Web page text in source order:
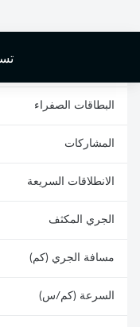
البطاقات الصفراء
المشاركات
الانطلاقات السريعة
الجري المكثف
مسافة الجري (كم)
السرعة (كم/س)